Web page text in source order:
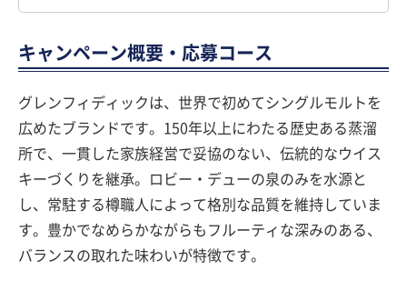
キャンペーン概要・応募コース
グレンフィディックは、世界で初めてシングルモルトを
広めたブランドです。150年以上にわたる歴史ある蒸溜
所で、一貫した家族経営で妥協のない、伝統的なウイス
キーづくりを継承。ロビー・デューの泉のみを水源と
し、常駐する樽職人によって格別な品質を維持していま
す。豊かでなめらかながらもフルーティな深みのある、
バランスの取れた味わいが特徴です。